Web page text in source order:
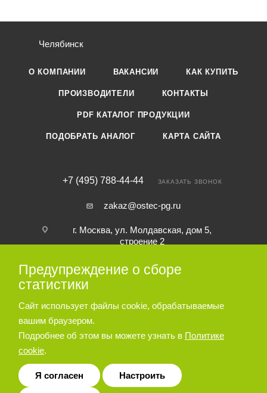
Челябинск
О КОМПАНИИ ВАКАНСИИ КАК КУПИТЬ
ПРОИЗВОДИТЕЛИ КОНТАКТЫ
PDF КАТАЛОГ ПРОДУКЦИИ
ПОДОБРАТЬ АНАЛОГ КАРТА САЙТА
+7 (495) 788-44-44 ЗАКАЗАТЬ ЗВОНОК
zakaz@ostec-pg.ru
г. Москва, ул. Молдавская, дом 5,
строение 2
ПОДПИСАТЬСЯ НА РАССЫЛКУ
ПОЛИТИКА КОНФИДЕНЦИАЛЬНОСТИ
© 2026 Пневматическое и гидравлическое оборудование ООО
«Остек-АртТул»
Предупреждение о сборе
статистики
Сайт использует файлы cookie, обрабатываемые
вашим браузером.
Подробнее об этом вы можете узнать в Политике
cookie.
Я согласен Настроить